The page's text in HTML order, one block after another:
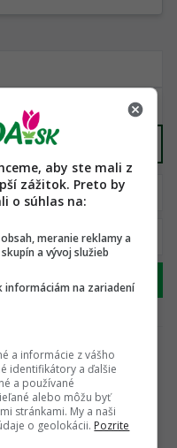
produkt
aby ste mali z
zážitok. Preto by
o súhlas na:
meranie reklamy a
a vývoj služieb
informáciám na zariadení
a informácie z vášho
identifikátory a ďalšie
a používané
alebo môžu byť
stránkami. My a naši
o geolokácii. Pozrite